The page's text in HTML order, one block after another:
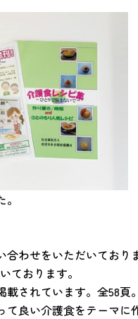
わせをいただいており
ております。
されています。全58頁
良い介護食をテーマに